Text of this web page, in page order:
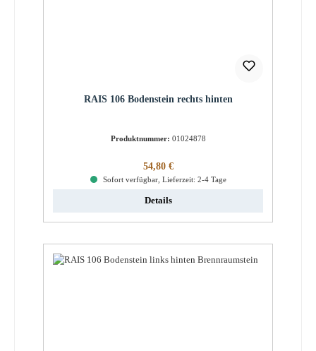
RAIS 106 Bodenstein rechts hinten
Produktnummer: 01024878
Regulärer Preis:
54,80 €
Sofort verfügbar, Lieferzeit: 2-4 Tage
Details